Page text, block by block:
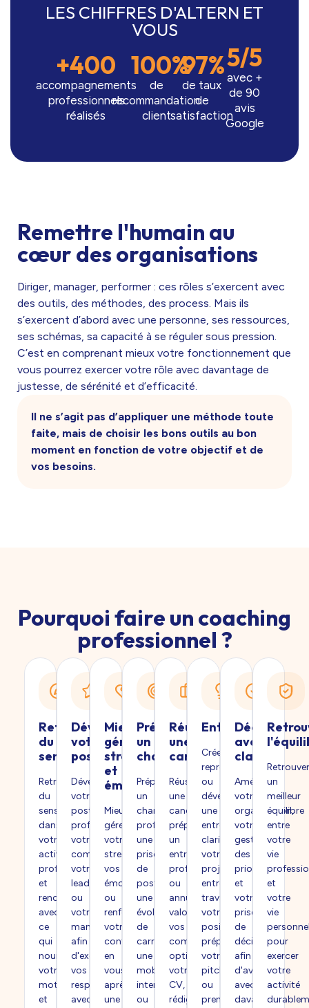
LES CHIFFRES D'ALTERN ET
VOUS
accompagnements
professionnels
réalisés
+400
de
recommandation
client
100%
de taux
de
satisfaction
97% avec +
de 90
avis
Google
5/5
Remettre l'humain au
cœur des organisations
Diriger, manager, performer : ces rôles s’exercent avec
des outils, des méthodes, des process. Mais ils
s’exercent d’abord avec une personne, ses ressources,
ses schémas, sa capacité à se réguler sous pression.
C’est en comprenant mieux votre fonctionnement que
vous pourrez exercer votre rôle avec davantage de
justesse, de sérénité et d’efficacité.
Il ne s’agit pas d’appliquer une méthode toute
faite, mais de choisir les bons outils au bon
moment en fonction de votre objectif et de
vos besoins.
Pourquoi faire un coaching
professionnel ?
Retrouver
du
sens
Retrouver
du
sens
dans
votre
activité
professionnelle
et
renouer
avec
ce
qui
nourrit
votre
motivation
et
Développer
votre
posture
Développer
votre
posture
professionnelle,
votre
communication,
votre
leadership
ou
votre
management
afin
d'exercer
vos
responsabilités
avec
Mieux
gérer
stress
et
émotions
Mieux
gérer
votre
stress,
vos
émotions
ou
renforcer
votre
confiance
en
vous
après
une
Préparer
un
changement
Préparer
un
changement
professionnel,
une
prise
de
poste,
une
évolution
de
carrière,
une
mobilité
interne
ou
Réussir
une
candidature
Réussir
une
candidature,
préparer
un
entretien
professionnel
ou
annuel,
valoriser
vos
compétences,
optimiser
votre
CV,
rédiger
Entreprendre
Créer,
reprendre
ou
développer
une
entreprise,
clarifier
votre
projet
entrepreneurial,
travailler
votre
positionnement,
préparer
votre
pitch
ou
prendre
Décider
avec
clarté
Améliorer
votre
organisation,
votre
gestion
des
priorités
et
votre
prise
de
décision
afin
d'avancer
avec
davantage
Retrouver
un
meilleur
équilibre
entre
votre
vie
et
votre
vie
pour
exercer
votre
activité